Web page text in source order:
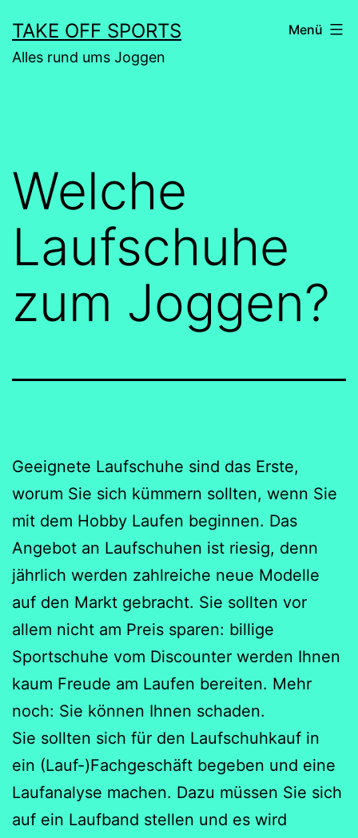
Inhalt
springen
TAKE OFF SPORTS
Alles rund ums Joggen
Menü
Welche
Laufschuhe
zum Joggen?
Geeignete Laufschuhe sind das Erste,
worum Sie sich kümmern sollten, wenn Sie
mit dem Hobby Laufen beginnen. Das
Angebot an Laufschuhen ist riesig, denn
jährlich werden zahlreiche neue Modelle
auf den Markt gebracht. Sie sollten vor
allem nicht am Preis sparen: billige
Sportschuhe vom Discounter werden Ihnen
kaum Freude am Laufen bereiten. Mehr
noch: Sie können Ihnen schaden.
Sie sollten sich für den Laufschuhkauf in
ein (Lauf-)Fachgeschäft begeben und eine
Laufanalyse machen. Dazu müssen Sie sich
auf ein Laufband stellen und es wird